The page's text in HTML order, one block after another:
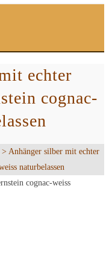
echter
cognac-
> Anhänger silber mit echter
naturbelassen
cognac-weiss